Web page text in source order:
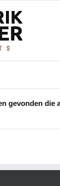
gevonden die